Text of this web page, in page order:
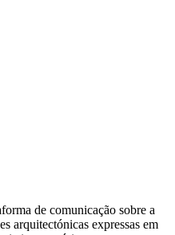
de comunicação sobre a
arquitectónicas expressas em